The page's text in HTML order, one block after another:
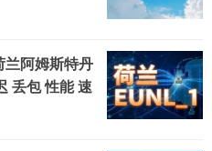
兰阿姆斯特丹
丢包 性能 速